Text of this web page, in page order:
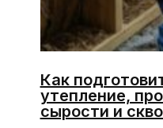
Как
утепление,
сырости и